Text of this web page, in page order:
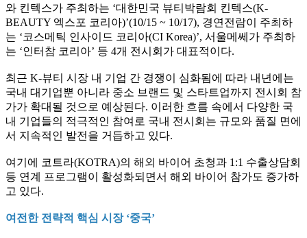
와 킨텍스가 주최하는 ‘대한민국 뷰티박람회 킨텍스(K-
BEAUTY 엑스포 코리아)’(10/15 ~ 10/17), 경연전람이 주최하
는 ‘코스메틱 인사이드 코리아(CI Korea)’, 서울메쎄가 주최하
는 ‘인터참 코리아’ 등 4개 전시회가 대표적이다.
최근 K-뷰티 시장 내 기업 간 경쟁이 심화됨에 따라 내년에는
국내 대기업뿐 아니라 중소 브랜드 및 스타트업까지 전시회 참
가가 확대될 것으로 예상된다. 이러한 흐름 속에서 다양한 국
내 기업들의 적극적인 참여로 국내 전시회는 규모와 품질 면에
서 지속적인 발전을 거듭하고 있다.
여기에 코트라(KOTRA)의 해외 바이어 초청과 1:1 수출상담회
등 연계 프로그램이 활성화되면서 해외 바이어 참가도 증가하
고 있다.
여전한 전략적 핵심 시장 ‘중국’